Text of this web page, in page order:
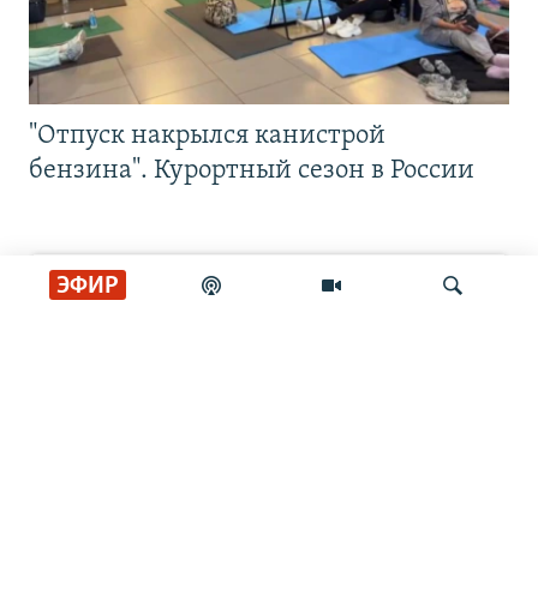
ЭФИР
"Отпуск накрылся канистрой
бензина". Курортный сезон в России